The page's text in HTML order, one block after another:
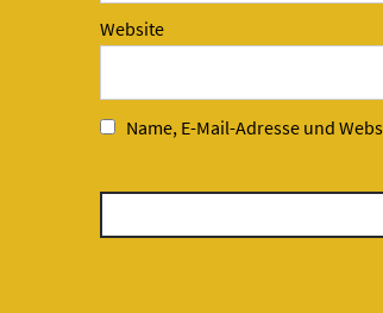
Website
Name, E-Mail-Adresse und